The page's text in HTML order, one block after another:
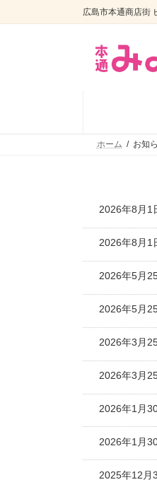
広島市本通商店街
ホーム お知
2026年8月1
2026年8月1
2026年5月
2026年5月
2026年3月
2026年3月
2026年1月
2026年1月
2025年12月